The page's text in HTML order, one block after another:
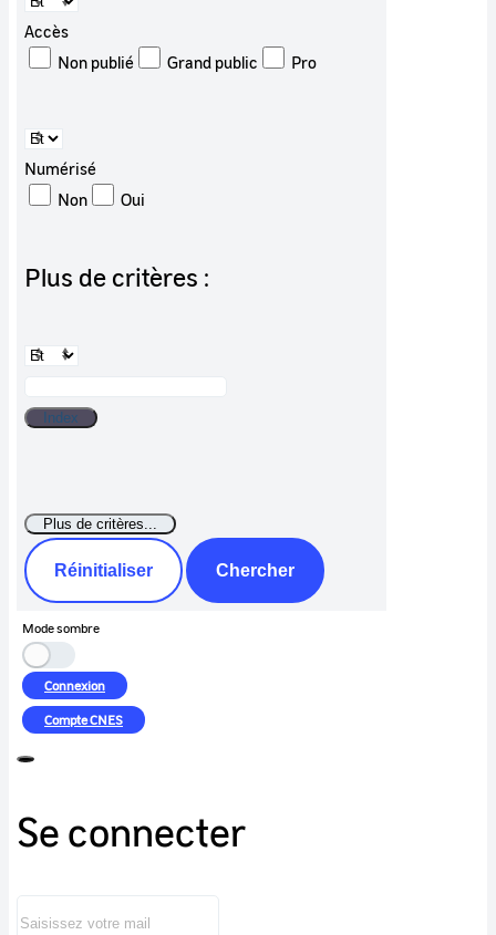
Accès
Non publié
Grand public Pro
Numérisé
Non
Oui
Plus de critères :
Réinitialiser Chercher
Mode sombre
Connexion
CompteCNES
Se connecter